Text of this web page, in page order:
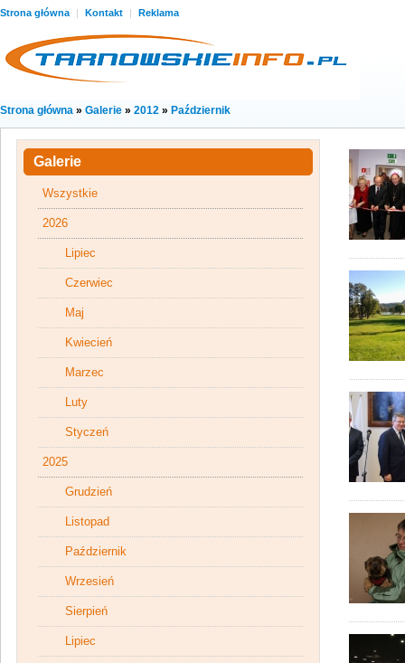
Strona główna | Kontakt | Reklama
Strona główna » Galerie » 2012 » Październik
Galerie
Wszystkie
2026
Lipiec
Czerwiec
Maj
Kwiecień
Marzec
Luty
Styczeń
2025
Grudzień
Listopad
Październik
Wrzesień
Sierpień
Lipiec